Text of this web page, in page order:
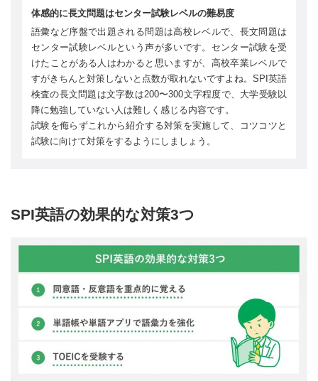
体感的に長文問題はセンター試験レベルの難易度
語彙など序盤で出題される問題は高校レベルで、長文問題は
センター試験レベルという声が多いです。センター試験を受
けたことがある人はわかると思いますが、高校卒業レベルで
すがきちんと対策しないと点数が取れないですよね。SPI英語
検査の長文問題は文字数は200〜300文字程度で、大学受験以
降に勉強していない人は難しく感じる内容です。
試験を侮らずこれから紹介する対策を実施して、コツコツと
試験に向けて対策をするようにしましょう。
SPI英語の効果的な対策3つ